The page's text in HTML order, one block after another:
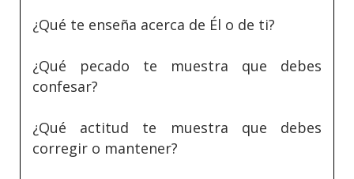
¿Qué te enseña acerca de Él o de ti?
¿Qué pecado te muestra que debes
confesar?
¿Qué actitud te muestra que debes
corregir o mantener?